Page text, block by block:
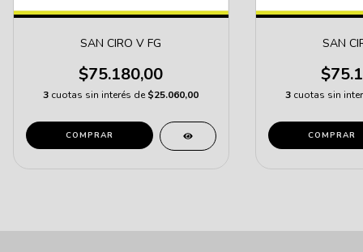
SAN CIRO V FG
$75.180,00
3 cuotas sin interés de $25.060,00
COMPRAR
SAN
3 cuotas sin
COMPRAR